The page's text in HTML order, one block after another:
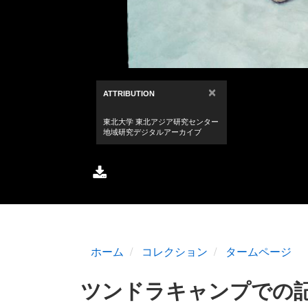
ホーム コレクション タームページ
ツンドラキャンプでの